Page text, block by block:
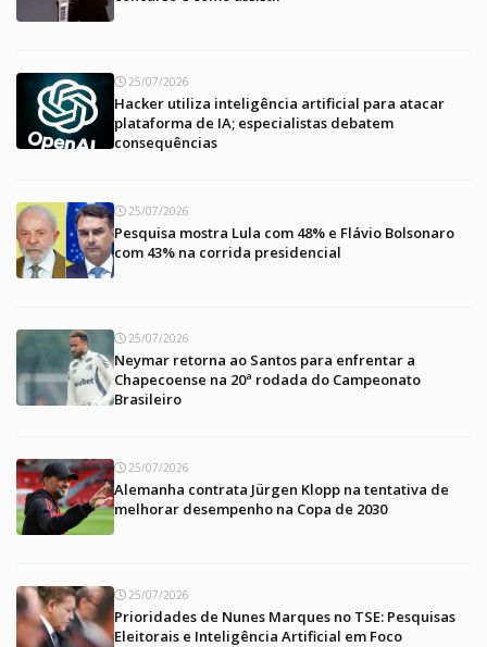
25/07/2026
Hacker utiliza inteligência artificial para atacar
plataforma de IA; especialistas debatem
consequências
25/07/2026
Pesquisa mostra Lula com 48% e Flávio Bolsonaro
com 43% na corrida presidencial
25/07/2026
Neymar retorna ao Santos para enfrentar a
Chapecoense na 20ª rodada do Campeonato
Brasileiro
25/07/2026
Alemanha contrata Jürgen Klopp na tentativa de
melhorar desempenho na Copa de 2030
25/07/2026
Prioridades de Nunes Marques no TSE: Pesquisas
Eleitorais e Inteligência Artificial em Foco